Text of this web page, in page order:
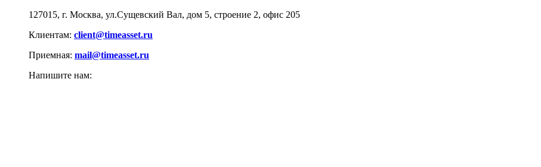
127015, г. Москва, ул.Сущевский Вал, дом 5, строение 2, офис 205
Клиентам: client@timeasset.ru
Приемная: mail@timeasset.ru
Напишите нам: